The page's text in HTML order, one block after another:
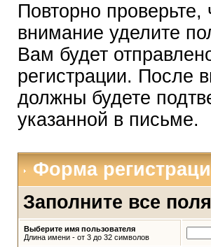
Повторно
внимание уделите
Вам будет
регистрации. После
должны будете
указанной в письме.
Форма
Заполните все
Выберите имя пользователя
Длина имени - от 3 до 32 символов